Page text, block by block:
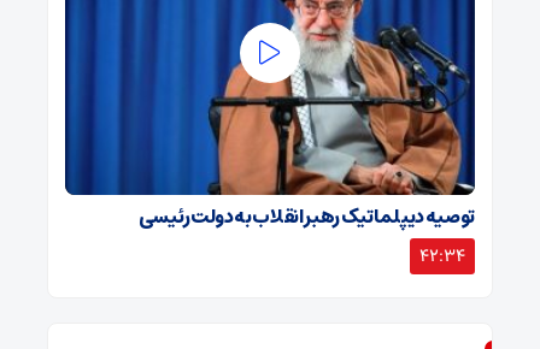
توصیه دیپلماتیک رهبر انقلاب به دولت رئیسی
42:34